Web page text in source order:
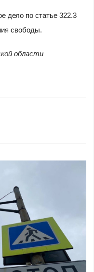
дело по статье 322.3
свободы.
области